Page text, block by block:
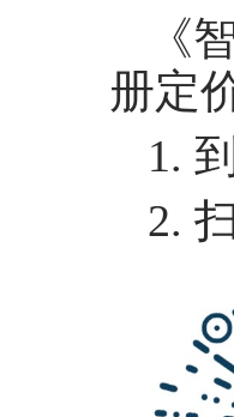
《
册定
1.
2.